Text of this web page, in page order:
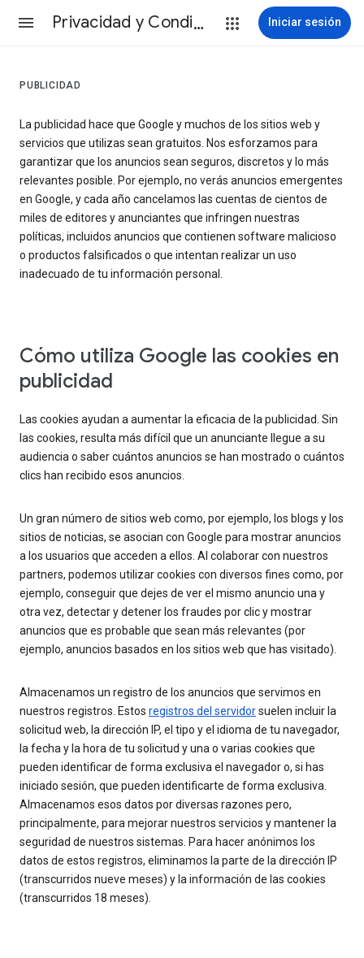
Privacidad y Condiciones Iniciar sesión
PUBLICIDAD
La publicidad hace que Google y muchos de los sitios web y
servicios que utilizas sean gratuitos. Nos esforzamos para
garantizar que los anuncios sean seguros, discretos y lo más
relevantes posible. Por ejemplo, no verás anuncios emergentes
en Google, y cada año cancelamos las cuentas de cientos de
miles de editores y anunciantes que infringen nuestras
políticas, incluidos anuncios que contienen software malicioso
o productos falsificados o que intentan realizar un uso
inadecuado de tu información personal.
Cómo utiliza Google las cookies en
publicidad
Las cookies ayudan a aumentar la eficacia de la publicidad. Sin
las cookies, resulta más difícil que un anunciante llegue a su
audiencia o saber cuántos anuncios se han mostrado o cuántos
clics han recibido esos anuncios.
Un gran número de sitios web como, por ejemplo, los blogs y los
sitios de noticias, se asocian con Google para mostrar anuncios
a los usuarios que acceden a ellos. Al colaborar con nuestros
partners, podemos utilizar cookies con diversos fines como, por
ejemplo, conseguir que dejes de ver el mismo anuncio una y
otra vez, detectar y detener los fraudes por clic y mostrar
anuncios que es probable que sean más relevantes (por
ejemplo, anuncios basados en los sitios web que has visitado).
Almacenamos un registro de los anuncios que servimos en
nuestros registros. Estos registros del servidorsuelen incluir la
solicitud web, la dirección IP, el tipo y el idioma de tu navegador,
la fecha y la hora de tu solicitud y una o varias cookies que
pueden identificar de forma exclusiva el navegador o, si has
iniciado sesión, que pueden identificarte de forma exclusiva.
Almacenamos esos datos por diversas razones pero,
principalmente, para mejorar nuestros servicios y mantener la
seguridad de nuestros sistemas. Para hacer anónimos los
datos de estos registros, eliminamos la parte de la dirección IP
(transcurridos nueve meses) y la información de las cookies
(transcurridos 18 meses).